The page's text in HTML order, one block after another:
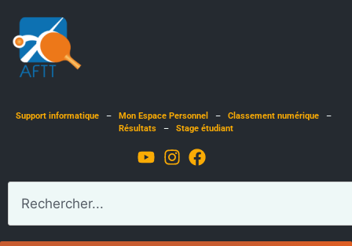
Support informatique – Mon Espace Personnel – Classement numérique –
Résultats – Stage étudiant